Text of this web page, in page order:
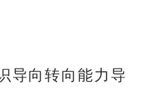
向转向能力导